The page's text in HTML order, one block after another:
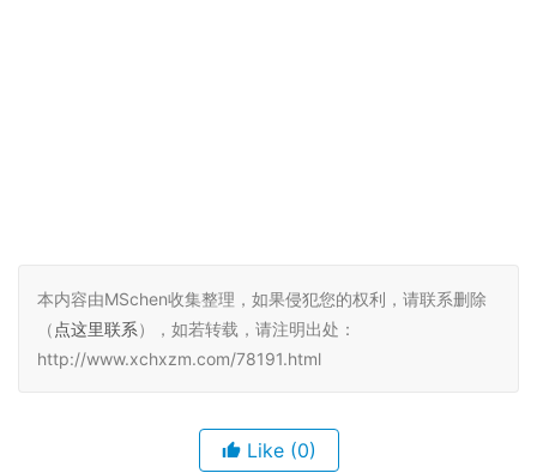
本内容由MSchen收集整理，如果侵犯您的权利，请联系删除
（ 点这里联系），如若转载，请注明出处：
http://www.xchxzm.com/78191.html
Like (0)